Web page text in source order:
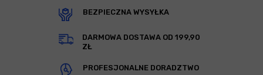
BEZPIECZNA WYSYŁKA
DARMOWA DOSTAWA OD 199,90
ZŁ
PROFESJONALNE DORADZTWO